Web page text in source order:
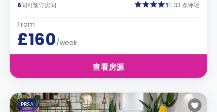
6间可预订房间 33 条评论
From
£160/week
查看房源
PBSA